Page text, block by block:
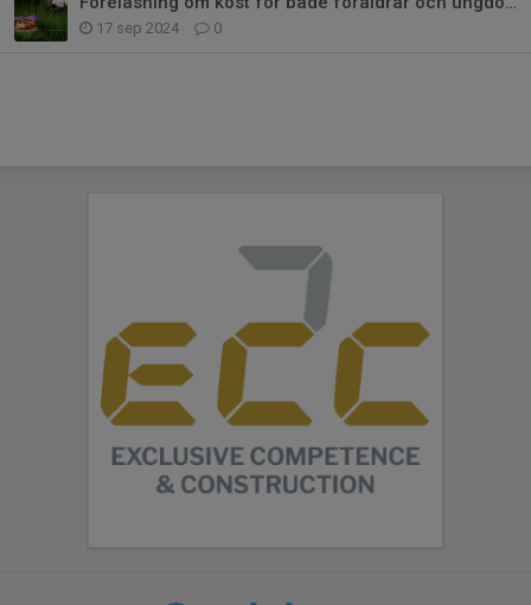
17 sep 2024 0